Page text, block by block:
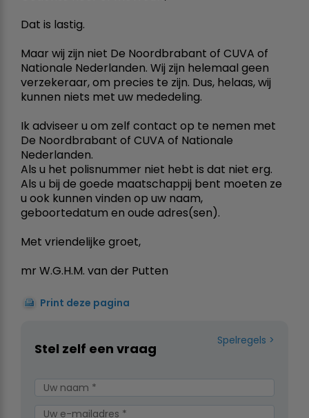
Dat is lastig.
Maar wij zijn niet De Noordbrabant of CUVA of
Nationale Nederlanden. Wij zijn helemaal geen
verzekeraar, om precies te zijn. Dus, helaas, wij
kunnen niets met uw mededeling.
Ik adviseer u om zelf contact op te nemen met
De Noordbrabant of CUVA of Nationale
Nederlanden.
Als u het polisnummer niet hebt is dat niet erg.
Als u bij de goede maatschappij bent moeten ze
u ook kunnen vinden op uw naam,
geboortedatum en oude adres(sen).
Met vriendelijke groet,
mr W.G.H.M. van der Putten
Print deze pagina
Spelregels
Stel zelf een vraag